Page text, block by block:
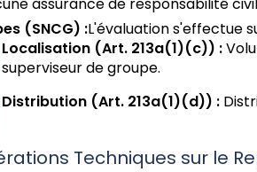
assurance de responsabilité
(SNCG) :L'évaluation s'effectue
Localisation (Art. 213a(1)(c)) :
superviseur de groupe.
Distribution (Art. 213a(1)(d)) :
Techniques sur le